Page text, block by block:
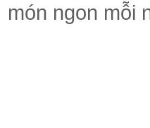
món ngon mỗi